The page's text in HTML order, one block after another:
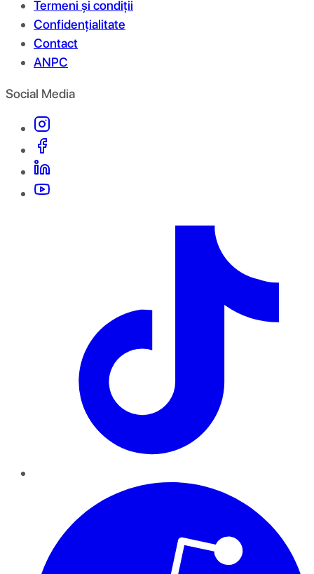
Termeni și condiții
Confidențialitate
Contact
ANPC
Social Media